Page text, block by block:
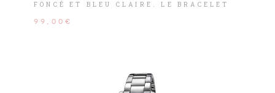
FONCÉ ET BLEU CLAIRE. LE BRACELET
99,00€